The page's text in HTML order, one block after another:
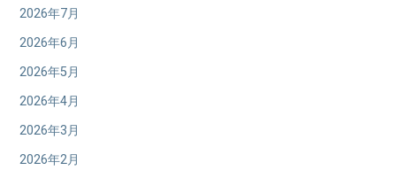
2026年7月
2026年6月
2026年5月
2026年4月
2026年3月
2026年2月